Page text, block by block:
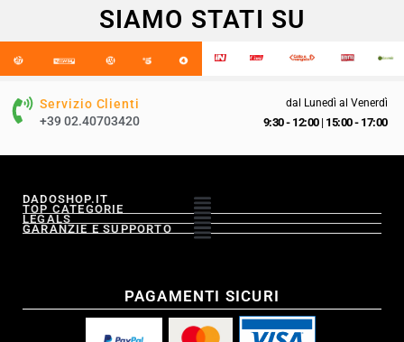
SIAMO STATI SU
Servizio Clienti
+39 02.40703420
dal Lunedì al Venerdì
9:30 - 12:00| 15:00 - 17:00
DADOSHOP.IT
TOP CATEGORIE
LEGALS
GARANZIE E SUPPORTO
PAGAMENTI SICURI